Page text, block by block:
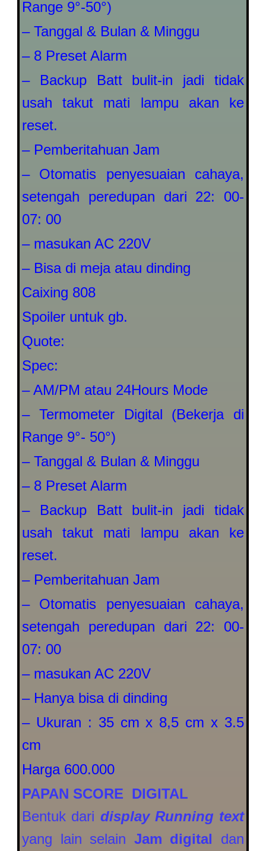
Range 9°-50°)
– Tanggal & Bulan & Minggu
– 8 Preset Alarm
– Backup Batt bulit-in jadi tidak
usah takut mati lampu akan ke
reset.
– Pemberitahuan Jam
– Otomatis penyesuaian cahaya,
setengah peredupan dari 22: 00-
07: 00
– masukan AC 220V
– Bisa di meja atau dinding
Caixing 808
Spoiler untuk gb.
Quote:
Spec:
– AM/PM atau 24Hours Mode
– Termometer Digital (Bekerja di
Range 9°- 50°)
– Tanggal & Bulan & Minggu
– 8 Preset Alarm
– Backup Batt bulit-in jadi tidak
usah takut mati lampu akan ke
reset.
– Pemberitahuan Jam
– Otomatis penyesuaian cahaya,
setengah peredupan dari 22: 00-
07: 00
– masukan AC 220V
– Hanya bisa di dinding
– Ukuran : 35 cm x 8,5 cm x 3.5
cm
Harga 600.000
PAPAN SCORE DIGITAL
Bentuk dari display Running text
yang lain selain Jam digital dan